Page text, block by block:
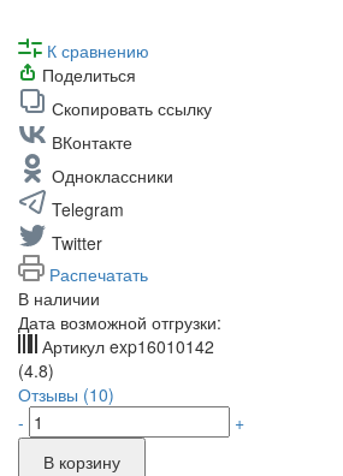
К сравнению
Поделиться
Скопировать ссылку
ВКонтакте
Одноклассники
Telegram
Twitter
Распечатать
В наличии
Дата возможной отгрузки:
Артикул exp16010142
(4.8)
Отзывы (10)
-
+
В корзину